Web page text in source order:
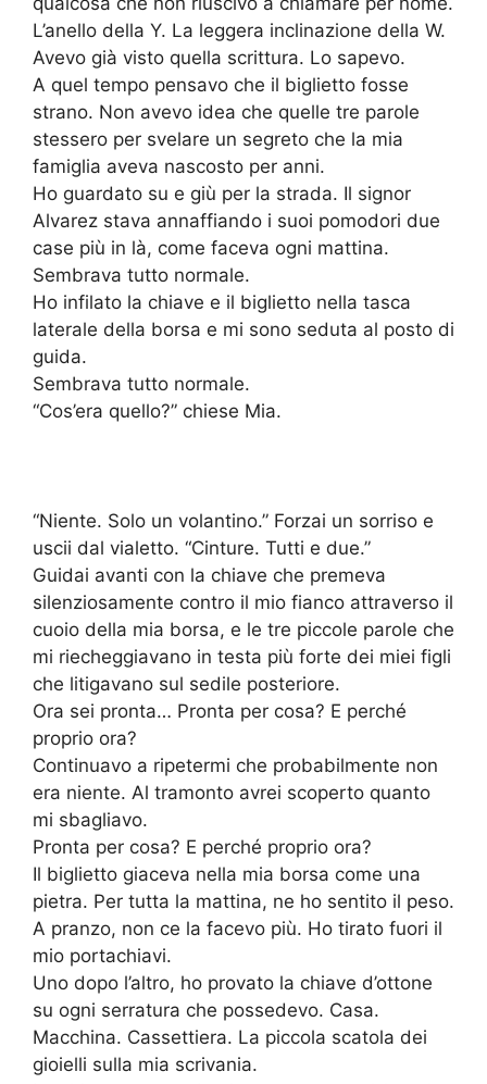
L’anello della Y. La leggera inclinazione della W.
Avevo già visto quella scrittura. Lo sapevo.
A quel tempo pensavo che il biglietto fosse
strano. Non avevo idea che quelle tre parole
stessero per svelare un segreto che la mia
famiglia aveva nascosto per anni.
Ho guardato su e giù per la strada. Il signor
Alvarez stava annaffiando i suoi pomodori due
case più in là, come faceva ogni mattina.
Sembrava tutto normale.
Ho infilato la chiave e il biglietto nella tasca
laterale della borsa e mi sono seduta al posto di
guida.
Sembrava tutto normale.
“Cos’era quello?” chiese Mia.
“Niente. Solo un volantino.” Forzai un sorriso e
uscii dal vialetto. “Cinture. Tutti e due.”
Guidai avanti con la chiave che premeva
silenziosamente contro il mio fianco attraverso il
cuoio della mia borsa, e le tre piccole parole che
mi riecheggiavano in testa più forte dei miei figli
che litigavano sul sedile posteriore.
Ora sei pronta… Pronta per cosa? E perché
proprio ora?
Continuavo a ripetermi che probabilmente non
era niente. Al tramonto avrei scoperto quanto
mi sbagliavo.
Pronta per cosa? E perché proprio ora?
Il biglietto giaceva nella mia borsa come una
pietra. Per tutta la mattina, ne ho sentito il peso.
A pranzo, non ce la facevo più. Ho tirato fuori il
mio portachiavi.
Uno dopo l’altro, ho provato la chiave d’ottone
su ogni serratura che possedevo. Casa.
Macchina. Cassettiera. La piccola scatola dei
gioielli sulla mia scrivania.